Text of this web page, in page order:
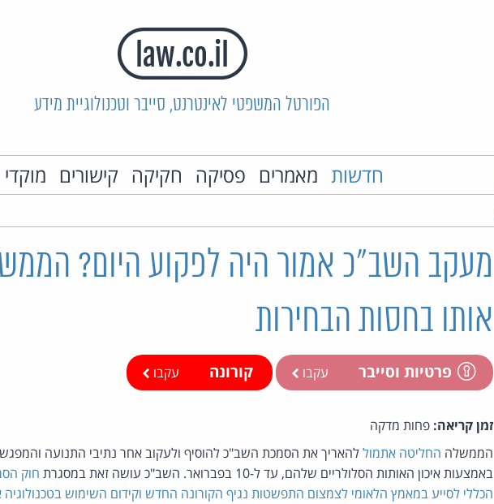
הפורטל המשפטי לאינטרנט, סייבר וטכנולוגיית מידע
חדשות מאמרים פסיקה חקיקה קישורים
מעקב השב"כ אמור היה לפקוע היום?
אותו בחסות הבחירות
פרטיות וסייבר עקבו קורונה עקבו
זמן קריאה: פחות מדקה
הממשלה החליטה אתמוללהאריך את הסמכת השב"כ להוסיף ולעקוב אחר נתיבי התנועה
באמצעות איכון האותות הסלולריים שלהם, עד ל-10 בפברואר. השב"כ עושה זאת במסגרת
חוק
הכללי לסייע במאמץ הלאומי לצמצום התפשטות נגיף הקורונה החדש וקידום השימוש בטכנולוגיה